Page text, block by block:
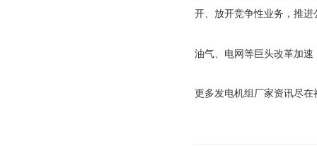
开、放开竞争性业务，推
油气、电网等巨头改革加速
更多发电机组厂家资讯尽在